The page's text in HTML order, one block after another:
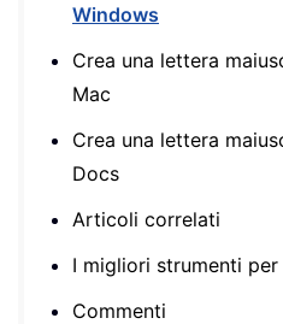
Windows
Crea una lettera
Mac
Crea una lettera
Docs
Articoli correlati
I migliori strumenti
Commenti